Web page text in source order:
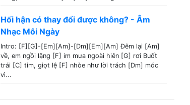
Hối hận có thay đổi được không? - Âm
Nhạc Mỗi Ngày
Intro: [F][G]-[Em][Am]-[Dm][Em][Am] Đêm lại [Am]
về, em ngồi lặng [F] im mưa ngoài hiên [G] rơi Buốt
trái [C] tim, giọt lệ [F] nhòe như lời trách [Dm] móc
vì...